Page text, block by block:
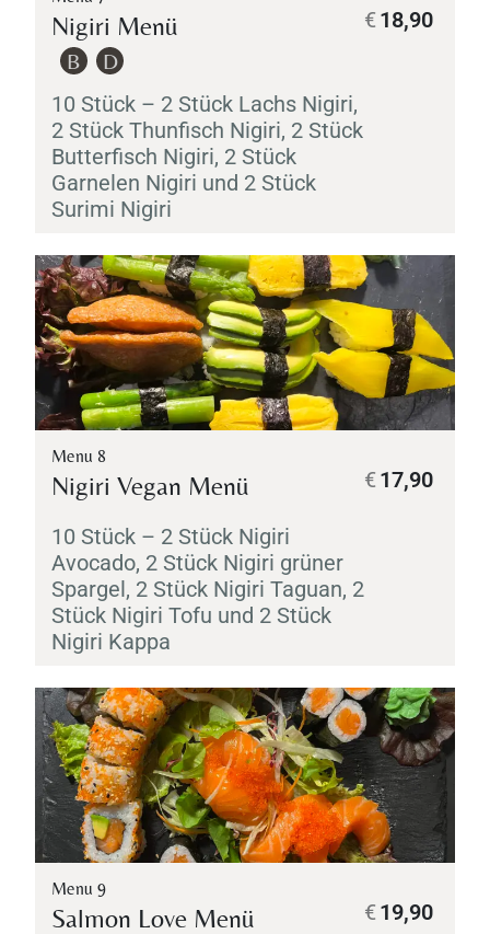
Nigiri Menü
B D
10 Stück – 2 Stück Lachs Nigiri,
2 Stück Thunfisch Nigiri, 2 Stück
Butterfisch Nigiri, 2 Stück
Garnelen Nigiri und 2 Stück
Surimi Nigiri
18,90
€
Menu 8
Nigiri Vegan Menü
10 Stück – 2 Stück Nigiri
Avocado, 2 Stück Nigiri grüner
Spargel, 2 Stück Nigiri Taguan, 2
Stück Nigiri Tofu und 2 Stück
Nigiri Kappa
17,90
€
Menu 9
Salmon Love Menü 19,90
€